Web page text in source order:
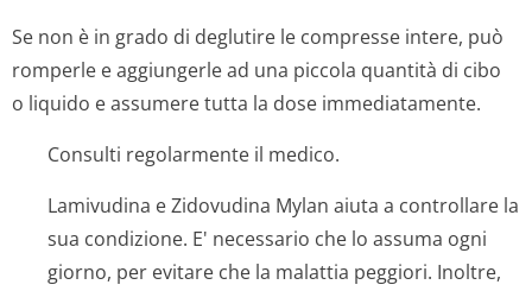
Se non è in grado di deglutire le compresse intere, può
romperle e aggiungerle ad una piccola quantità di cibo
o liquido e assumere tutta la dose immediatamente.
Consulti regolarmente il medico.
Lamivudina e Zidovudina Mylan aiuta a controllare la
sua condizione. E' necessario che lo assuma ogni
giorno, per evitare che la malattia peggiori. Inoltre,